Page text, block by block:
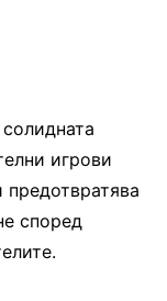
игрови
според